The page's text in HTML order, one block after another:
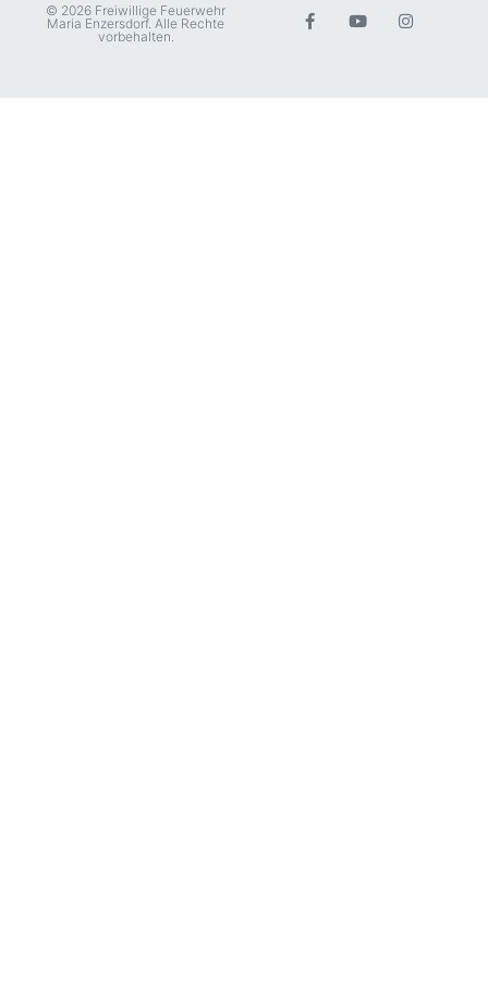
© 2026 Freiwillige Feuerwehr
Maria Enzersdorf. Alle Rechte
vorbehalten.